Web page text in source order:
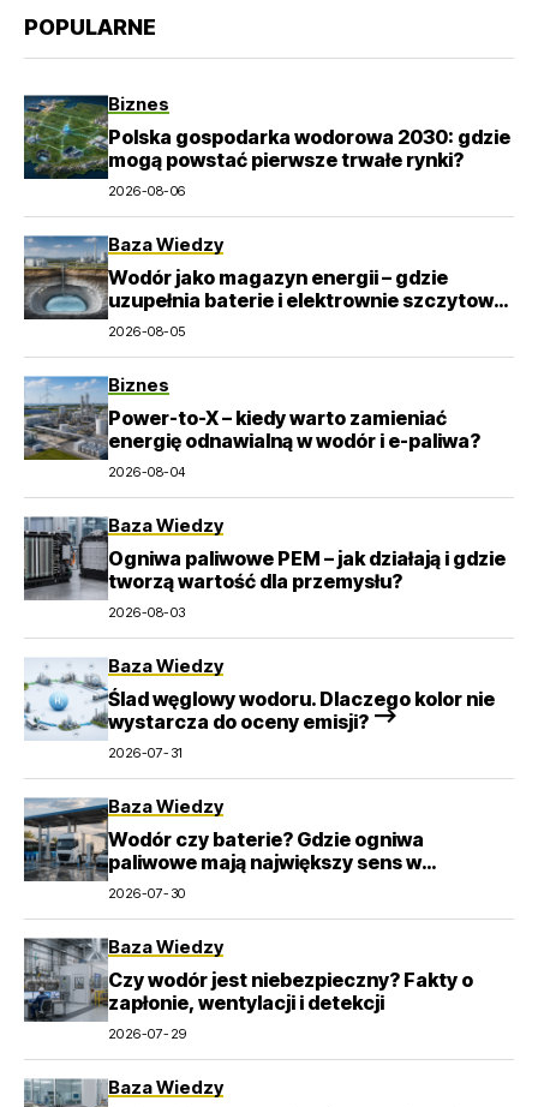
POPULARNE
Biznes
Polska gospodarka wodorowa 2030: gdzie
mogą powstać pierwsze trwałe rynki?
2026-08-06
Baza Wiedzy
Wodór jako magazyn energii – gdzie
uzupełnia baterie i elektrownie szczytowo-
pompowe?
2026-08-05
Biznes
Power-to-X – kiedy warto zamieniać
energię odnawialną w wodór i e-paliwa?
2026-08-04
Baza Wiedzy
Ogniwa paliwowe PEM – jak działają i gdzie
tworzą wartość dla przemysłu?
2026-08-03
Baza Wiedzy
Ślad węglowy wodoru. Dlaczego kolor nie
wystarcza do oceny emisji? –>
2026-07-31
Baza Wiedzy
Wodór czy baterie? Gdzie ogniwa
paliwowe mają największy sens w
transporcie
2026-07-30
Baza Wiedzy
Czy wodór jest niebezpieczny? Fakty o
zapłonie, wentylacji i detekcji
2026-07-29
Baza Wiedzy